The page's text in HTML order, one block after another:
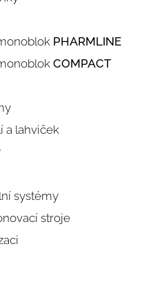
PHARMLINE
COMPACT
a lahviček
systémy
stroje